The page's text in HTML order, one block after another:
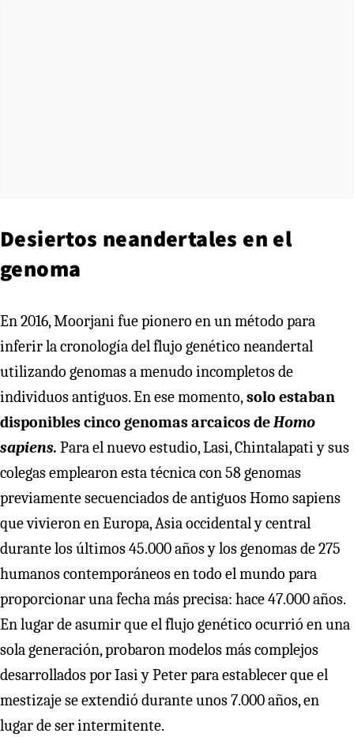
Desiertos neandertales en el
genoma
En 2016, Moorjani fue pionero en un método para
inferir la cronología del flujo genético neandertal
utilizando genomas a menudo incompletos de
individuos antiguos. En ese momento, solo estaban
disponibles cinco genomas arcaicos de Homo
sapiens. Para el nuevo estudio, Lasi, Chintalapati y sus
colegas emplearon esta técnica con 58 genomas
previamente secuenciados de antiguos Homo sapiens
que vivieron en Europa, Asia occidental y central
durante los últimos 45.000 años y los genomas de 275
humanos contemporáneos en todo el mundo para
proporcionar una fecha más precisa: hace 47.000 años.
En lugar de asumir que el flujo genético ocurrió en una
sola generación, probaron modelos más complejos
desarrollados por Iasi y Peter para establecer que el
mestizaje se extendió durante unos 7.000 años, en
lugar de ser intermitente.